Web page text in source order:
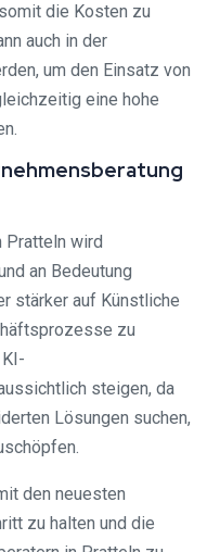
die Kosten zu
auch in der
um den Einsatz von
eine hohe
Pratteln wird
an Bedeutung
stärker auf Künstliche
zu
steigen, da
Lösungen suchen,
den neuesten
zu halten und die